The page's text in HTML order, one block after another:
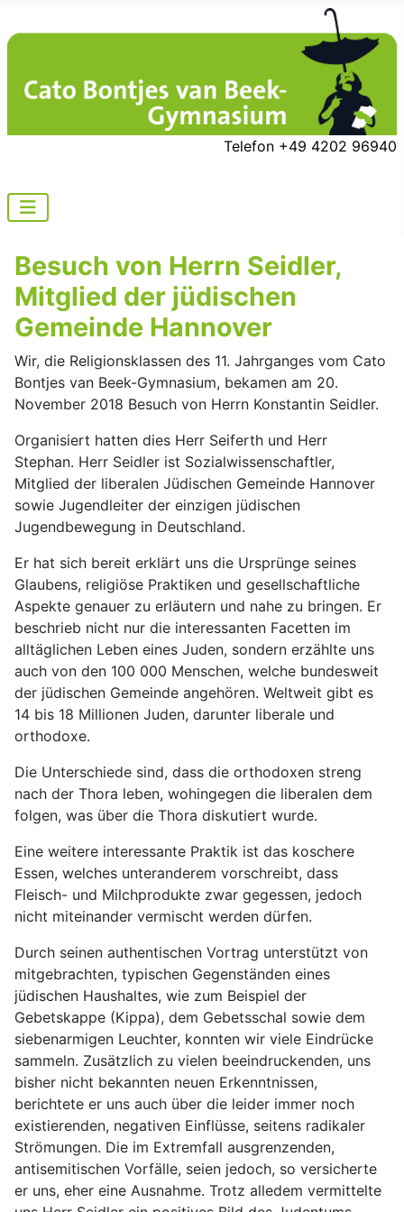
Telefon +49 4202 96940
Besuch von Herrn Seidler,
Mitglied der jüdischen
Gemeinde Hannover
Wir, die Religionsklassen des 11. Jahrganges vom Cato
Bontjes van Beek-Gymnasium, bekamen am 20.
November 2018 Besuch von Herrn Konstantin Seidler.
Organisiert hatten dies Herr Seiferth und Herr
Stephan. Herr Seidler ist Sozialwissenschaftler,
Mitglied der liberalen Jüdischen Gemeinde Hannover
sowie Jugendleiter der einzigen jüdischen
Jugendbewegung in Deutschland.
Er hat sich bereit erklärt uns die Ursprünge seines
Glaubens, religiöse Praktiken und gesellschaftliche
Aspekte genauer zu erläutern und nahe zu bringen. Er
beschrieb nicht nur die interessanten Facetten im
alltäglichen Leben eines Juden, sondern erzählte uns
auch von den 100 000 Menschen, welche bundesweit
der jüdischen Gemeinde angehören. Weltweit gibt es
14 bis 18 Millionen Juden, darunter liberale und
orthodoxe.
Die Unterschiede sind, dass die orthodoxen streng
nach der Thora leben, wohingegen die liberalen dem
folgen, was über die Thora diskutiert wurde.
Eine weitere interessante Praktik ist das koschere
Essen, welches unteranderem vorschreibt, dass
Fleisch- und Milchprodukte zwar gegessen, jedoch
nicht miteinander vermischt werden dürfen.
Durch seinen authentischen Vortrag unterstützt von
mitgebrachten, typischen Gegenständen eines
jüdischen Haushaltes, wie zum Beispiel der
Gebetskappe (Kippa), dem Gebetsschal sowie dem
siebenarmigen Leuchter, konnten wir viele Eindrücke
sammeln. Zusätzlich zu vielen beeindruckenden, uns
bisher nicht bekannten neuen Erkenntnissen,
berichtete er uns auch über die leider immer noch
existierenden, negativen Einflüsse, seitens radikaler
Strömungen. Die im Extremfall ausgrenzenden,
antisemitischen Vorfälle, seien jedoch, so versicherte
er uns, eher eine Ausnahme. Trotz alledem vermittelte